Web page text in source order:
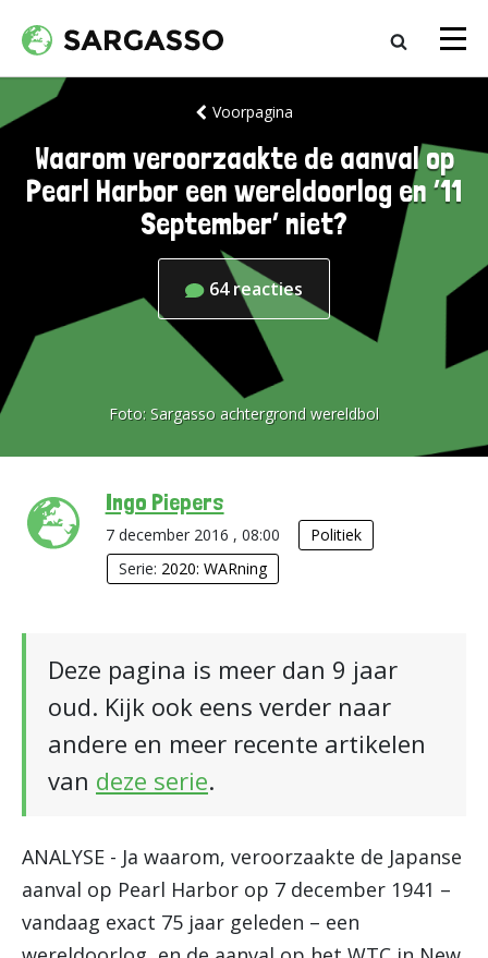
Voorpagina
Waarom veroorzaakte de aanval op
Pearl Harbor een wereldoorlog en ’11
September’ niet?
64 reacties
Foto: Sargasso achtergrond wereldbol
Ingo Piepers
7 december 2016 , 08:00
Politiek
Serie: 2020: WARning
Deze pagina is meer dan 9 jaar
oud. Kijk ook eens verder naar
andere en meer recente artikelen
van deze serie.
ANALYSE - Ja waarom, veroorzaakte de Japanse
aanval op Pearl Harbor op 7 december 1941 –
vandaag exact 75 jaar geleden – een